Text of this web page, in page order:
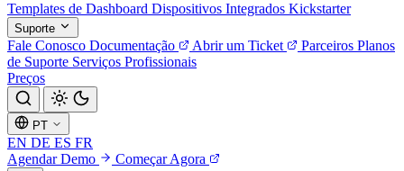
Templates de Dashboard Dispositivos Integrados Kickstarter
Suporte
Fale Conosco Documentação Abrir um Ticket Parceiros Planos
de Suporte Serviços Profissionais
Preços
PT
EN DE ES FR
Agendar Demo
Começar Agora